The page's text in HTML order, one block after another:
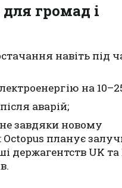
громад і
навіть під
на
аварій;
завдяки новому
планує
держагентств UK та